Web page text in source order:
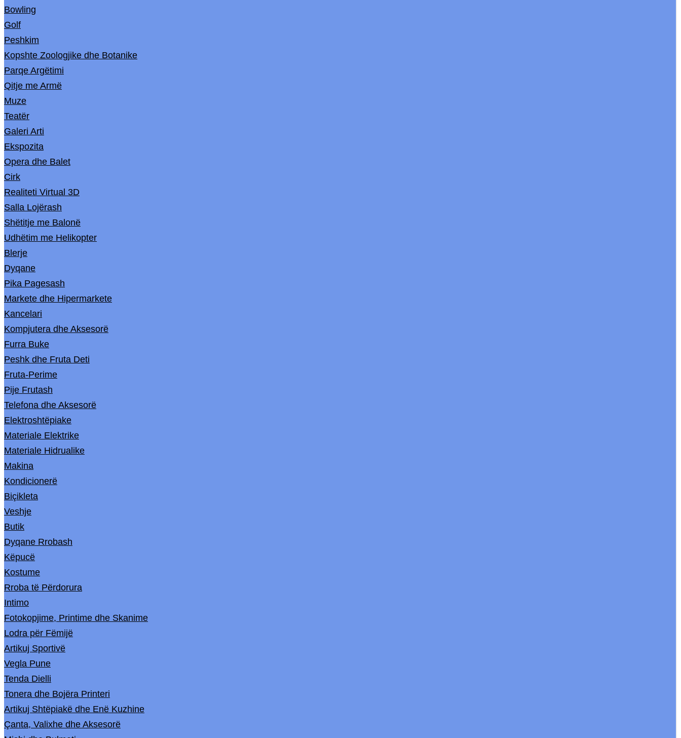
Bowling
Golf
Peshkim
Kopshte Zoologjike dhe Botanike
Parqe Argëtimi
Qitje me Armë
Muze
Teatër
Galeri Arti
Ekspozita
Opera dhe Balet
Cirk
Realiteti Virtual 3D
Salla Lojërash
Shëtitje me Balonë
Udhëtim me Helikopter
Blerje
Dyqane
Pika Pagesash
Markete dhe Hipermarkete
Kancelari
Kompjutera dhe Aksesorë
Furra Buke
Peshk dhe Fruta Deti
Fruta-Perime
Pije Frutash
Telefona dhe Aksesorë
Elektroshtëpiake
Materiale Elektrike
Materiale Hidrualike
Makina
Kondicionerë
Biçikleta
Veshje
Butik
Dyqane Rrobash
Këpucë
Kostume
Rroba të Përdorura
Intimo
Fotokopjime, Printime dhe Skanime
Lodra për Fëmijë
Artikuj Sportivë
Vegla Pune
Tenda Dielli
Tonera dhe Bojëra Printeri
Artikuj Shtëpiakë dhe Enë Kuzhine
Çanta, Valixhe dhe Aksesorë